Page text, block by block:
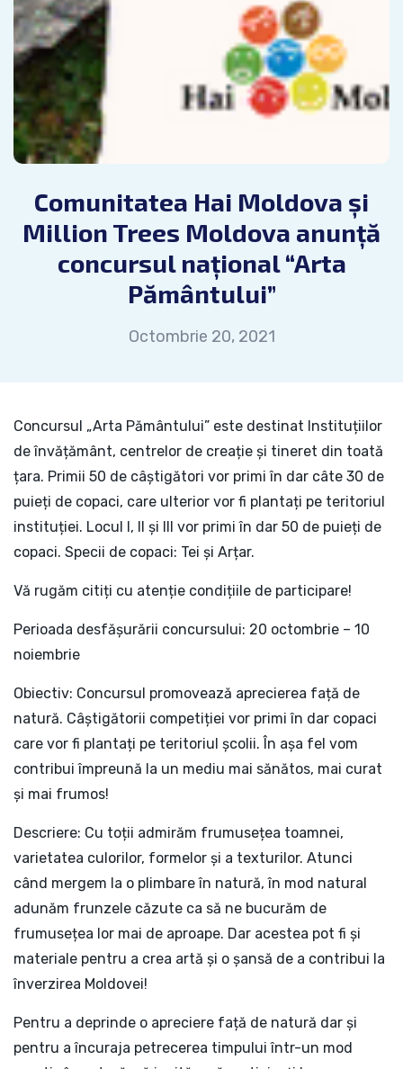
Comunitatea Hai Moldova și
Million Trees Moldova anunță
concursul național “Arta
Pământului”
Octombrie 20, 2021
Concursul „Arta Pământului” este destinat Instituțiilor
de învățământ, centrelor de creație și tineret din toată
țara. Primii 50 de câștigători vor primi în dar câte 30 de
puieți de copaci, care ulterior vor fi plantați pe teritoriul
instituției. Locul I, II și III vor primi în dar 50 de puieți de
copaci. Specii de copaci: Tei și Arțar.
Vă rugăm citiți cu atenție condițiile de participare!
Perioada desfășurării concursului: 20 octombrie – 10
noiembrie
Obiectiv: Concursul promovează aprecierea față de
natură. Câștigătorii competiției vor primi în dar copaci
care vor fi plantați pe teritoriul școlii. În așa fel vom
contribui împreună la un mediu mai sănătos, mai curat
și mai frumos!
Descriere: Cu toții admirăm frumusețea toamnei,
varietatea culorilor, formelor și a texturilor. Atunci
când mergem la o plimbare în natură, în mod natural
adunăm frunzele căzute ca să ne bucurăm de
frumusețea lor mai de aproape. Dar acestea pot fi și
materiale pentru a crea artă și o șansă de a contribui la
înverzirea Moldovei!
Pentru a deprinde o apreciere față de natură dar și
pentru a încuraja petrecerea timpului într-un mod